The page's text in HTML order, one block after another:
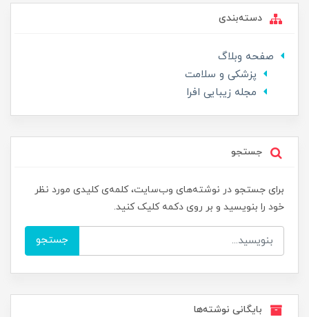
دسته‌بندی
صفحه وبلاگ
پزشکی و سلامت
مجله زیبایی افرا
جستجو
برای جستجو در نوشته‌های وب‌سایت، کلمه‌ی کلیدی مورد نظر
خود را بنویسید و بر روی دکمه کلیک کنید.
جستجو
بایگانی نوشته‌ها